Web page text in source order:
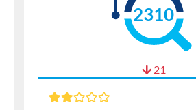
2310
21